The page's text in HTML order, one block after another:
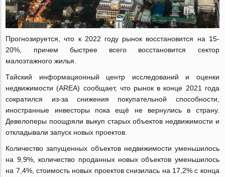
Прогнозируется, что к 2022 году рынок восстановится на 15-
20%, причем быстрее всего восстановится сектор
малоэтажного жилья.
Тайский информационный центр исследований и оценки
недвижимости (AREA) сообщает, что рынок в конце 2021 года
сократился из-за снижения покупательной способности,
иностранные инвесторы пока ещё не вернулись в страну.
Девелоперы поощряли выкуп старых объектов недвижимости и
откладывали запуск новых проектов.
Количество запущенных объектов недвижимости уменьшилось
на 9,9%, количество проданных новых объектов уменьшилось
на 7,4%, стоимость новых проектов снизилась на 17,2% с конца